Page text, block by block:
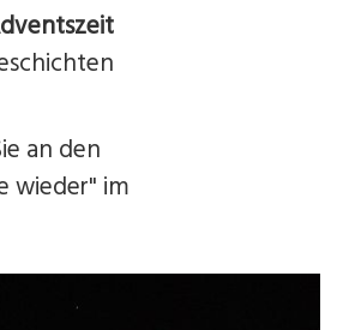
an den
wieder" im